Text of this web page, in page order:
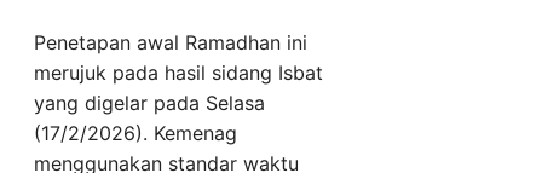
Penetapan awal Ramadhan ini
merujuk pada hasil sidang Isbat
yang digelar pada Selasa
(17/2/2026). Kemenag
menggunakan standar waktu